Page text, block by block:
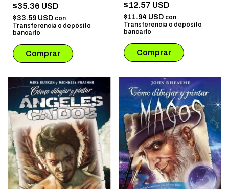
VIDEOJUEGOS
$35.36 USD
$33.59 USD con
Transferencia o depósito
bancario
$12.57 USD
$11.94 USD con
Transferencia o depósito
bancario